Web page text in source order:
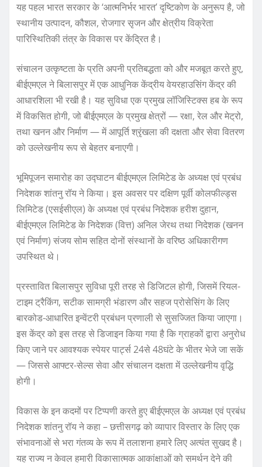
यह पहल भारत सरकार के ‘आत्मनिर्भर भारत’ दृष्टिकोण के अनुरूप है, जो
स्थानीय उत्पादन, कौशल, रोजगार सृजन और क्षेत्रीय विक्रेता
पारिस्थितिकी तंत्र के विकास पर केंद्रित है।
संचालन उत्कृष्टता के प्रति अपनी प्रतिबद्धता को और मजबूत करते हुए,
बीईएमएल ने बिलासपुर में एक आधुनिक केंद्रीय वेयरहाउसिंग केंद्र की
आधारशिला भी रखी है। यह सुविधा एक प्रमुख लॉजिस्टिक्स हब के रूप
में विकसित होगी, जो बीईएमएल के प्रमुख क्षेत्रों — रक्षा, रेल और मेट्रो,
तथा खनन और निर्माण — में आपूर्ति श्रृंखला की दक्षता और सेवा वितरण
को उल्लेखनीय रूप से बेहतर बनाएगी।
भूमिपूजन समारोह का उद्घाटन बीईएमएल लिमिटेड के अध्यक्ष एवं प्रबंध
निदेशक शांतनु रॉय ने किया। इस अवसर पर दक्षिण पूर्वी कोलफील्ड्स
लिमिटेड (एसईसीएल) के अध्यक्ष एवं प्रबंध निदेशक हरीश दुहान,
बीईएमएल लिमिटेड के निदेशक (वित्त) अनिल जेरथ तथा निदेशक (खनन
एवं निर्माण) संजय सोम सहित दोनों संस्थानों के वरिष्ठ अधिकारीगण
उपस्थित थे।
प्रस्तावित बिलासपुर सुविधा पूरी तरह से डिजिटल होगी, जिसमें रियल-
टाइम ट्रैकिंग, सटीक सामग्री भंडारण और सहज प्रोसेसिंग के लिए
बारकोड-आधारित इन्वेंटरी प्रबंधन प्रणाली से सुसज्जित किया जाएगा।
इस केंद्र को इस तरह से डिजाइन किया गया है कि ग्राहकों द्वारा अनुरोध
किए जाने पर आवश्यक स्पेयर पार्ट्स 24से 48घंटे के भीतर भेजे जा सकें
— जिससे आफ्टर-सेल्स सेवा और संचालन दक्षता में उल्लेखनीय वृद्धि
होगी।
विकास के इन कदमों पर टिप्पणी करते हुए बीईएमएल के अध्यक्ष एवं प्रबंध
निदेशक शांतनु रॉय ने कहा – छत्तीसगढ़ को व्यापार विस्तार के लिए एक
संभावनाओं से भरा गंतव्य के रूप में तलाशना हमारे लिए अत्यंत सुखद है।
यह राज्य न केवल हमारी विकासात्मक आकांक्षाओं को समर्थन देने की